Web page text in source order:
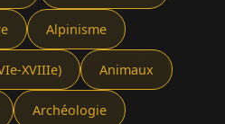
Alpinisme
XVIIIe) Animaux
Archéologie